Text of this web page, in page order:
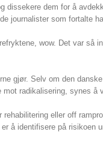
dem for å
journalister som fortalte
wow. Det var
gjør. Selv om den
radikalisering, synes
eller off
å identifisere på